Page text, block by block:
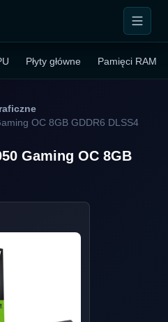
Płyty główne Pamięci RAM
OC 8GB GDDR6 DLSS4
Gaming OC 8GB